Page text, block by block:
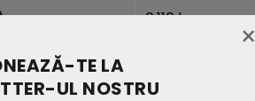
0,110 kg
×
TE LA
UL NOSTRU